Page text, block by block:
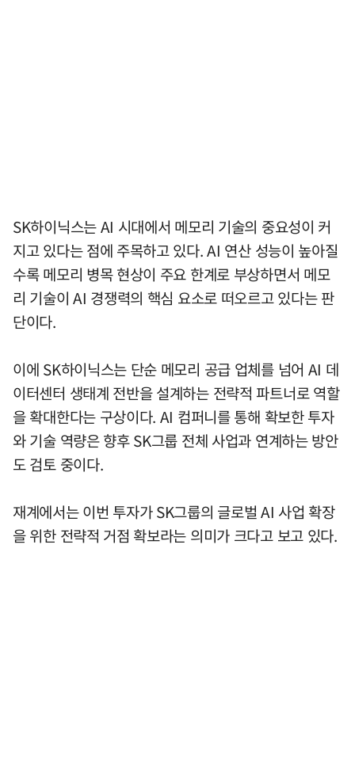
SK하이닉스는 AI 시대에서 메모리 기술의 중요성이 커
지고 있다는 점에 주목하고 있다. AI 연산 성능이 높아질
수록 메모리 병목 현상이 주요 한계로 부상하면서 메모
리 기술이 AI 경쟁력의 핵심 요소로 떠오르고 있다는 판
단이다.
이에 SK하이닉스는 단순 메모리 공급 업체를 넘어 AI 데
이터센터 생태계 전반을 설계하는 전략적 파트너로 역할
을 확대한다는 구상이다. AI 컴퍼니를 통해 확보한 투자
와 기술 역량은 향후 SK그룹 전체 사업과 연계하는 방안
도 검토 중이다.
재계에서는 이번 투자가 SK그룹의 글로벌 AI 사업 확장
을 위한 전략적 거점 확보라는 의미가 크다고 보고 있다.